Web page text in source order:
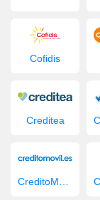
Cofidis
Creditea
CreditoMovil.es